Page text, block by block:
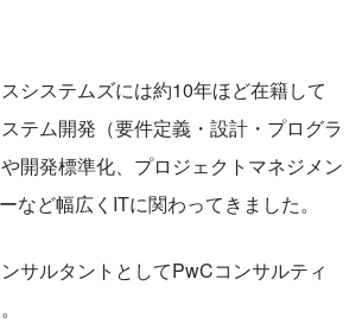
システムズには約10年ほど在籍して
テム開発（要件定義・設計・プログラ
開発標準化、プロジェクトマネジメン
など幅広くITに関わってきました。
サルタントとしてPwCコンサルティ